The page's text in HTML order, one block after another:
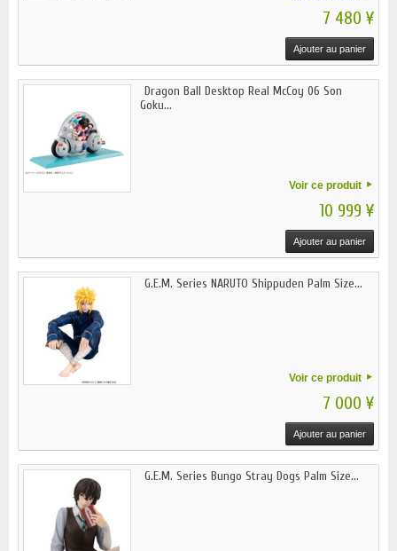
7 480 ¥
Ajouter au panier
Dragon Ball Desktop Real McCoy 06 Son
Goku...
Voir ce produit
10 999 ¥
Ajouter au panier
G.E.M. Series NARUTO Shippuden Palm Size...
Voir ce produit
7 000 ¥
Ajouter au panier
G.E.M. Series Bungo Stray Dogs Palm Size...